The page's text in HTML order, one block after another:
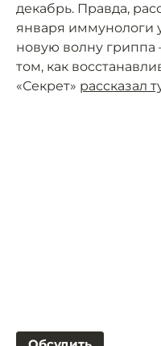
декабрь. Правда,
января иммунологи
новую волну
том, как
«Секрет» рассказал